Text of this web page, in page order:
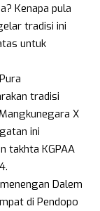
Kenapa pula
tradisi ini
untuk
tradisi
X
ini
takhta KGPAA
Dalem
di Pendopo